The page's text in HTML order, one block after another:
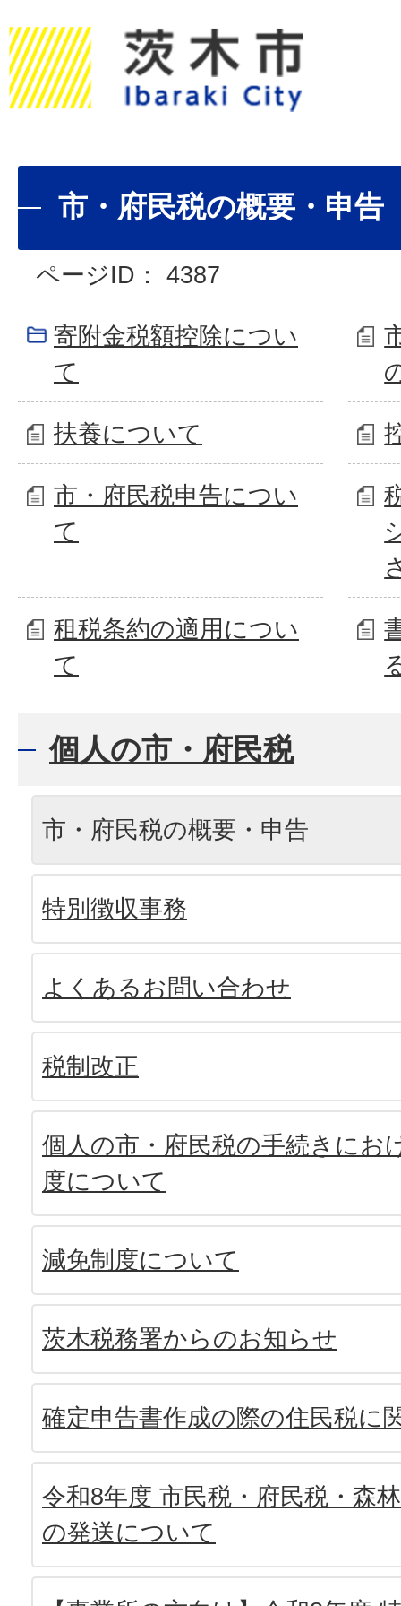
市・府民税の概要・申告
ページID： 4387
寄附金税額控除につい
て
扶養について
市・府民税申告につい
て
租税条約の適用につい
て
個人の市・府民税
市・府民税の概要・申告
特別徴収事務
よくあるお問い合わせ
税制改正
個人の市・府民税の手続きにお
度について
減免制度について
茨木税務署からのお知らせ
確定申告書作成の際の住民税に
令和8年度 市民税・府民税・森
の発送について